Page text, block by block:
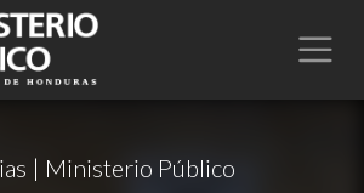
| Ministerio Público